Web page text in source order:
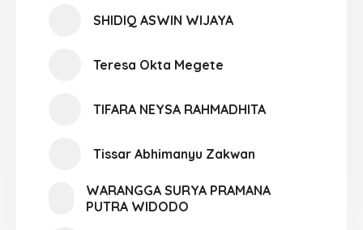
SHIDIQ ASWIN WIJAYA
Teresa Okta Megete
TIFARA NEYSA RAHMADHITA
Tissar Abhimanyu Zakwan
WARANGGA SURYA PRAMANA
PUTRA WIDODO